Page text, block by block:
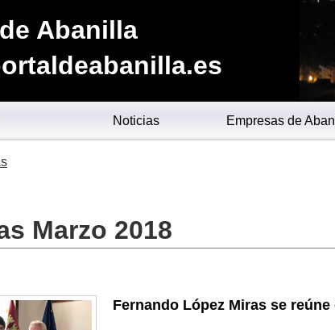
Abanilla
Noticias Empresas de
Marzo 2018
Fernando López Miras se